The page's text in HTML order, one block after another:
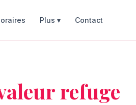
Plus ▾ Contact
refuge